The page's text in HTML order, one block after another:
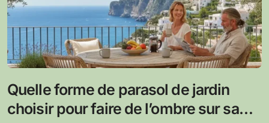
Quelle forme de parasol de jardin
choisir pour faire de l’ombre sur sa